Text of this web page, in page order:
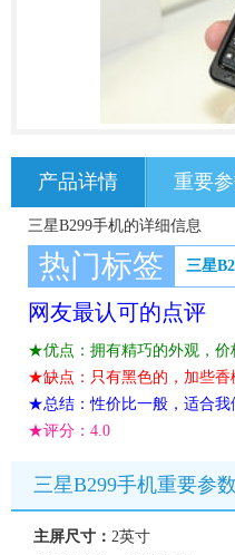
产品详情 重要
三星B299手机的详细信息
热门标签 三星
网友最认可的点评
★优点：拥有精巧的外观，价
★缺点：只有黑色的，加些香
★总结：性价比一般，适合我
★评分： 4.0
三星B299手机重要参数
主屏尺寸： 2英寸